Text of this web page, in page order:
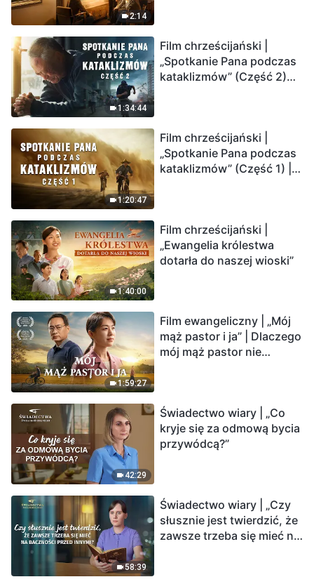
2:14
1:34:44
Film chrześcijański |
„Spotkanie Pana podczas
kataklizmów” (Część 2)
Ludzkość weszła w
odliczanie. Czy znalazłeś
już drogę ocalenia?
1:20:47
Film chrześcijański |
„Spotkanie Pana podczas
kataklizmów” (Część 1) |
1:40:00
Film chrześcijański |
„Ewangelia królestwa
dotarła do naszej wioski”
1:59:27
Film ewangeliczny | „Mój
mąż pastor i ja” | Dlaczego
mój mąż pastor nie
42:29
Świadectwo wiary | „Co
kryje się za odmową bycia
przywódcą?”
58:39
Świadectwo wiary | „Czy
słusznie jest twierdzić, że
zawsze trzeba się mieć na